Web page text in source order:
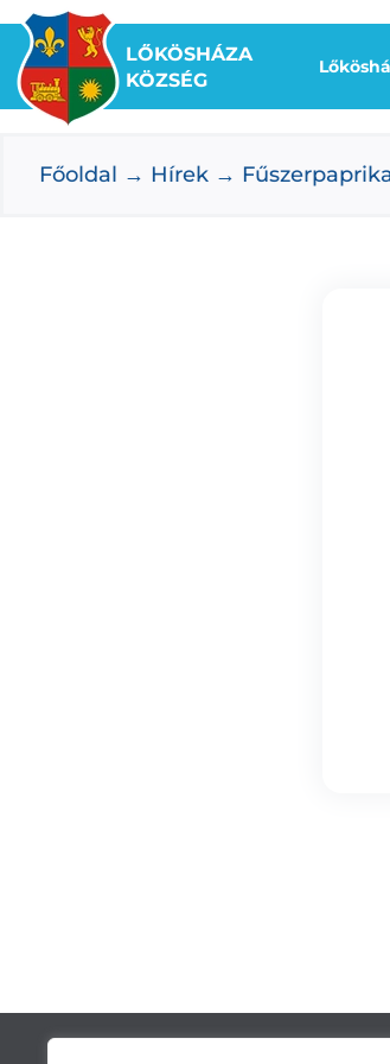
Kihagyás
LŐKÖSHÁZA
KÖZSÉG
Főoldal Hírek